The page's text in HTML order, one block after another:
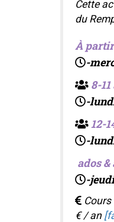
Cette
du
À
-
8-
-
12-
-
ados
-
€ / an